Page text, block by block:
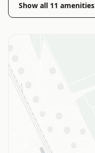
Show all 11 amenities